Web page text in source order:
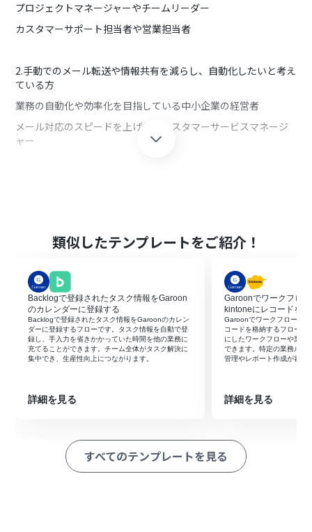
プロジェクトマネージャーやチームリーダー
カスタマーサポート担当者や営業担当者
2.手動でのメール転送や情報共有を減らし、自動化したいと考え
ている方
業務の自動化や効率化を目指している中小企業の経営者
メール対応のスピードを上げたいカスタマーサービスマネージ
ャー
・承認完了をLINE WORKSでリアルタイムに通知し、迅速な対
応を促したい方
・承認状況を手軽に確認したい方
■このテンプレートを使うメリット
・Garoonで承認が完了したら、自動でLINE WORKSに通知され
るため、手作業での通知が不要となり業務効率が向上します。
・承認情報をLINE WORKSで共有することで、チームメンバー
・LINE WORKSへの通知内容や通知先のトークルームなどを自
由に設定できるため、個々のニーズに合わせてカスタマイズす
ることができます。
類似したテンプレートをご紹介！
Backlogで登録されたタスク情報をGaroon
のカレンダーに登録する
Backlogで登録されたタスク情報をGaroonのカレン
ダーに登録するフローです。タスク情報を自動で登
録し、手入力を省きかかっていた時間を他の業務に
充てることができます。チーム全体がタスク解決に
集中でき、生産性向上につながります。‍
詳細を見る
Garoonでワークフロ
kintoneにレコードを
Garoonでワークフローが
コードを格納するフローで
にしたワークフローや業務
できます。特定の業務ルー
管理やレポート作成が容易
詳細を見る
すべてのテンプレートを見る